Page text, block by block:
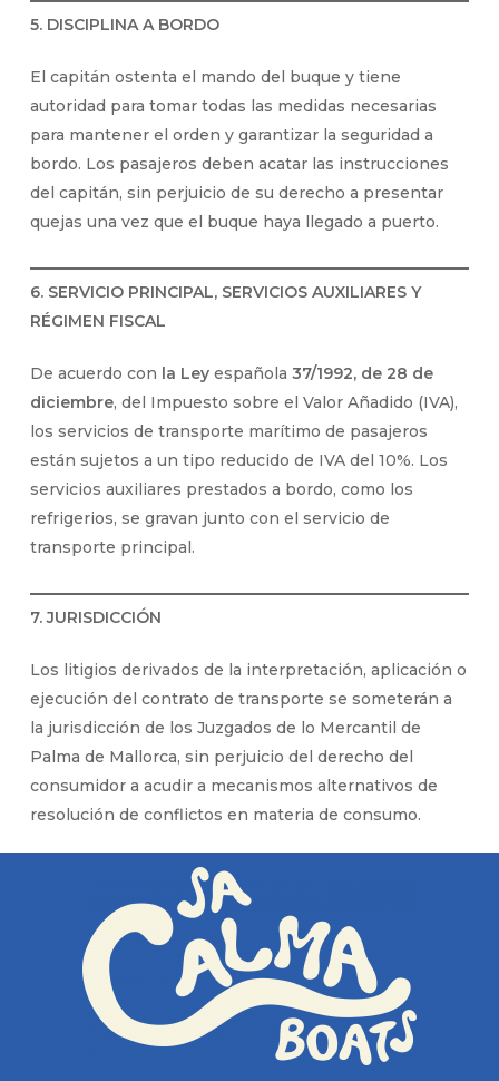
5. DISCIPLINA A BORDO
El capitán ostenta el mando del buque y tiene
autoridad para tomar todas las medidas necesarias
para mantener el orden y garantizar la seguridad a
bordo. Los pasajeros deben acatar las instrucciones
del capitán, sin perjuicio de su derecho a presentar
quejas una vez que el buque haya llegado a puerto.
6. SERVICIO PRINCIPAL, SERVICIOS AUXILIARES Y
RÉGIMEN FISCAL
De acuerdo con la Leyespañola 37/1992, de 28 de
diciembre, del Impuesto sobre el Valor Añadido (IVA),
los servicios de transporte marítimo de pasajeros
están sujetos a un tipo reducido de IVA del 10%. Los
servicios auxiliares prestados a bordo, como los
refrigerios, se gravan junto con el servicio de
transporte principal.
7. JURISDICCIÓN
Los litigios derivados de la interpretación, aplicación o
ejecución del contrato de transporte se someterán a
la jurisdicción de los Juzgados de lo Mercantil de
Palma de Mallorca, sin perjuicio del derecho del
consumidor a acudir a mecanismos alternativos de
resolución de conflictos en materia de consumo.